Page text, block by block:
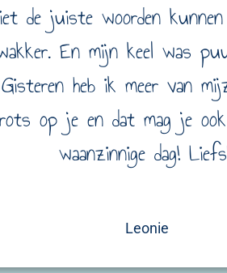
de juiste woorden
En mijn keel was
heb ik meer van
op je en dat mag je
waanzinnige dag!
Leonie